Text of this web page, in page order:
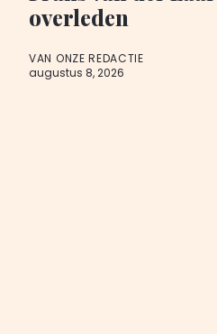
overleden
VAN ONZE REDACTIE
augustus 8, 2026